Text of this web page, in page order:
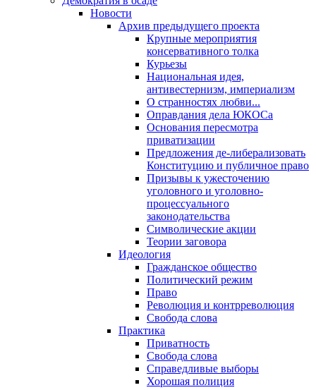
Новости
Архив предыдущего проекта
Крупные мероприятия
консервативного толка
Курьезы
Национальная идея,
антивестернизм, империализм
О странностях любви...
Оправдания дела ЮКОСа
Основания пересмотра
приватизации
Предложения де-либерализовать
Конституцию и публичное право
Призывы к ужесточению
уголовного и уголовно-
процессуального
законодательства
Символические акции
Теории заговора
Идеология
Гражданское общество
Политический режим
Право
Революция и контрреволюция
Свобода слова
Практика
Приватность
Свобода слова
Справедливые выборы
Хорошая полиция